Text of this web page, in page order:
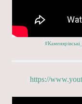
https://